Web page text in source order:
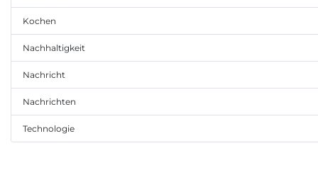
Kochen
Nachhaltigkeit
Nachricht
Nachrichten
Technologie